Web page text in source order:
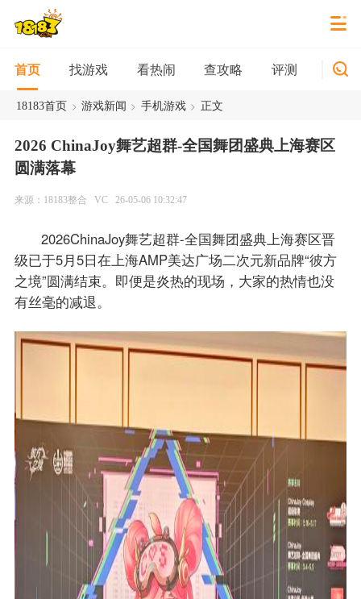
首页 找游戏 看热闹 查攻略 评测 新游
18183首页 > 游戏新闻 > 手机游戏 > 正文
2026 ChinaJoy舞艺超群-全国舞团盛典上海赛区
圆满落幕
来源：18183整合 VC 26-05-06 10:32:47
2026ChinaJoy舞艺超群-全国舞团盛典上海赛区晋
级已于5月5日在上海AMP美达广场二次元新品牌“彼方
之境”圆满结束。即便是炎热的现场，大家的热情也没
有丝毫的减退。